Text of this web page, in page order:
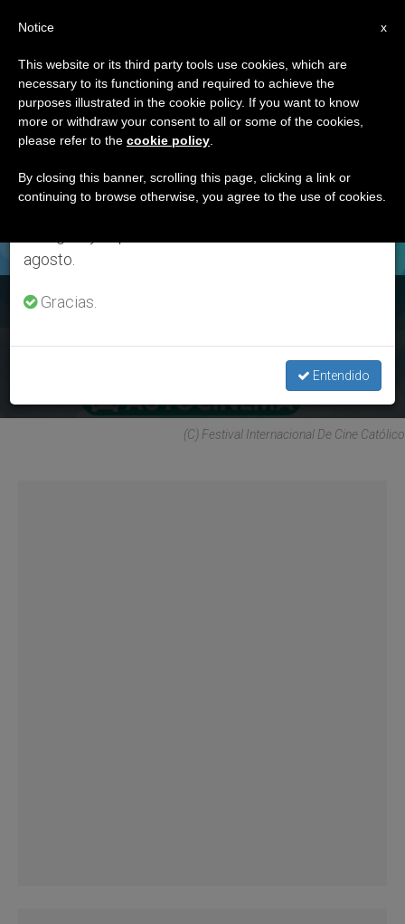
ETIQUETA
Posts Tagged
‘autocine’
ÚLTIMAS NOTICIAS
El cine católico llega en autocine a Estados Unidos
(C) Festival Internacional De Cine Católico
×
Aviso importante
Del 27 de julio al 7 de agosto haremos la pausa
anual, aprovechando que en el periodo de verano
se generan menos informaciones y también el
agosto.
Gracias.
Entendido
x
Notice
This website or its third party tools use cookies, which are
necessary to its functioning and required to achieve the
purposes illustrated in the cookie policy. If you want to know
more or withdraw your consent to all or some of the cookies,
please refer to the cookie policy
By closing this banner, scrolling this page, clicking a link or
continuing to browse otherwise, you agree to the use of cookies.